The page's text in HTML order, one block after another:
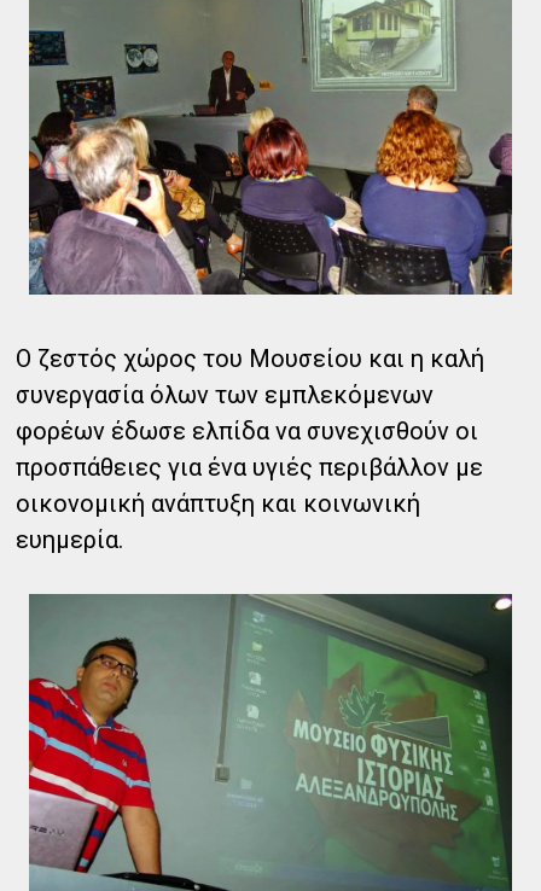
Ο ζεστός χώρος του Μουσείου και η καλή
συνεργασία όλων των εμπλεκόμενων
φορέων έδωσε ελπίδα να συνεχισθούν οι
προσπάθειες για ένα υγιές περιβάλλον με
οικονομική ανάπτυξη και κοινωνική
ευημερία.